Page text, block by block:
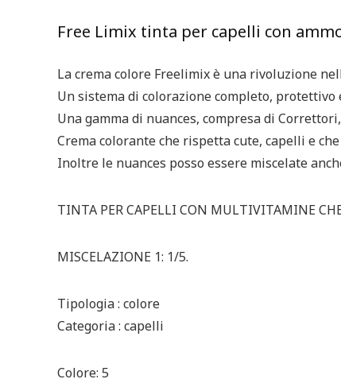
Free Limix tinta per capelli con
La crema colore Freelimix è una rivoluzione
Un sistema di colorazione completo, protettivo
Una gamma di nuances, compresa di
Crema colorante che rispetta cute, capelli e
Inoltre le nuances posso essere miscelate
TINTA PER CAPELLI CON MULTIVITAMINE
MISCELAZIONE 1: 1/5.
Tipologia : colore
Categoria : capelli
Colore: 5